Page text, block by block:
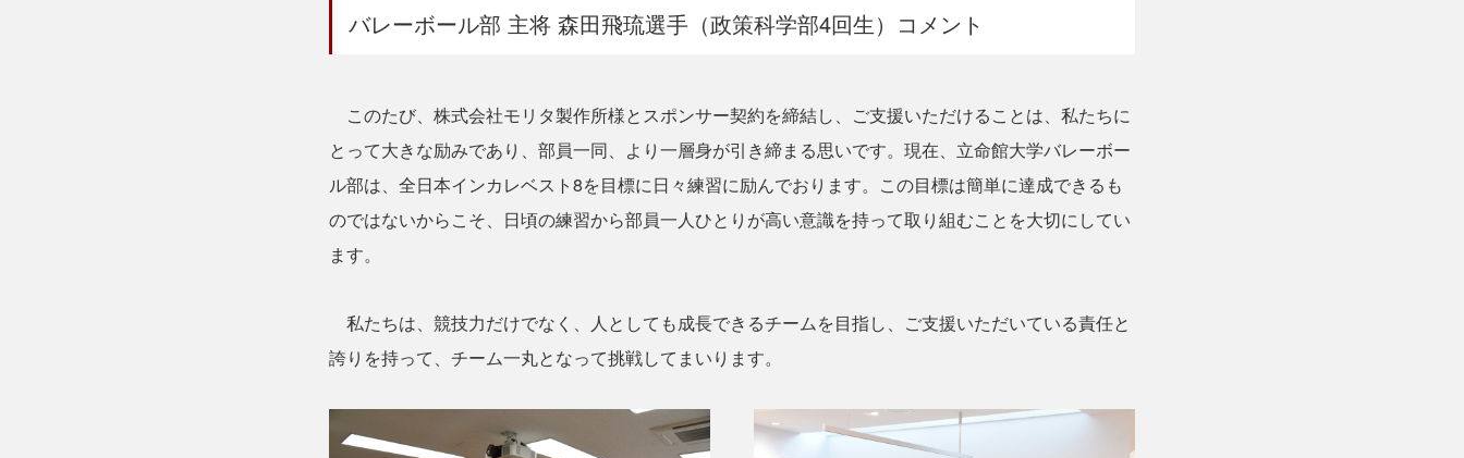
バレーボール部 主将 森田飛琉選手（政策科学部4回生）コメント
このたび、株式会社モリタ製作所様とスポンサー契約を締結し、ご支援いただけることは、私たちに
とって大きな励みであり、部員一同、より一層身が引き締まる思いです。現在、立命館大学バレーボー
ル部は、全日本インカレベスト8を目標に日々練習に励んでおります。この目標は簡単に達成できるも
のではないからこそ、日頃の練習から部員一人ひとりが高い意識を持って取り組むことを大切にしてい
ます。
私たちは、競技力だけでなく、人としても成長できるチームを目指し、ご支援いただいている責任と
誇りを持って、チーム一丸となって挑戦してまいります。